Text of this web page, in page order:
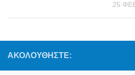
25
ΑΚΟΛΟΥΘΉΣΤΕ: